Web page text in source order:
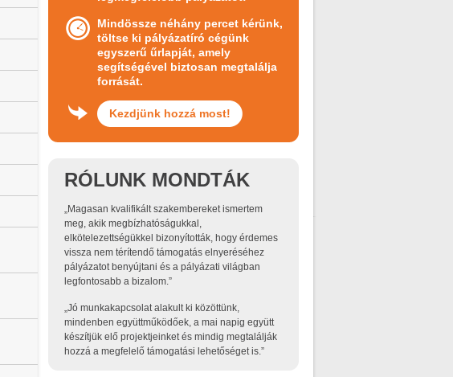
Mindössze néhány percet kérünk,
töltse ki pályázatíró cégünk
egyszerű űrlapját, amely
segítségével biztosan megtalálja
forrását.
Kezdjünk hozzá most!
RÓLUNK MONDTÁK
„Magasan kvalifikált szakembereket ismertem
meg, akik megbízhatóságukkal,
elkötelezettségükkel bizonyították, hogy érdemes
vissza nem térítendő támogatás elnyeréséhez
pályázatot benyújtani és a pályázati világban
legfontosabb a bizalom.”
„Jó munkakapcsolat alakult ki közöttünk,
mindenben együttműködőek, a mai napig együtt
készítjük elő projektjeinket és mindig megtalálják
hozzá a megfelelő támogatási lehetőséget is.”